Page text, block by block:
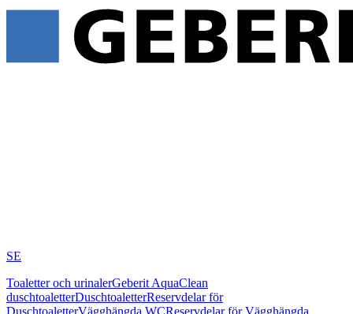
SE
Toaletter och urinalerGeberit AquaClean
duschtoaletterDuschtoaletterReservdelar för
DuschtoaletterVägghängda WCReservdelar för Vägghängda